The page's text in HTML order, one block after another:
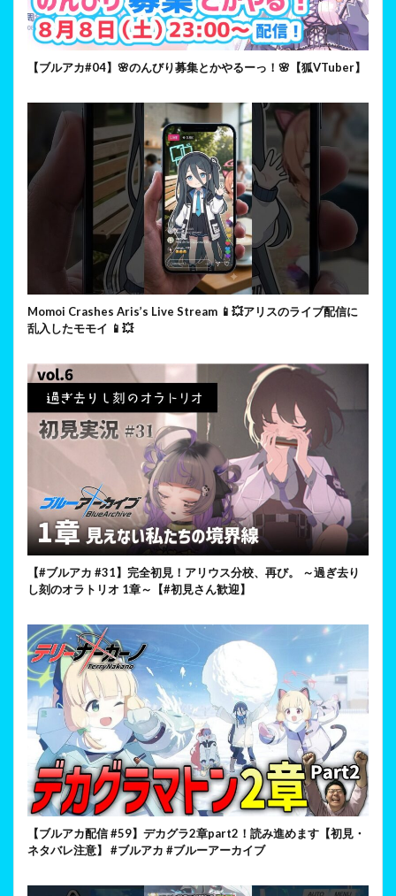
【ブルアカ#04】🌸のんびり募集とかやるーっ！🌸【狐VTuber】
Momoi Crashes Aris’s Live Stream 📱💥アリスのライブ配信に
乱入したモモイ 📱💥
【#ブルアカ #31】完全初見！アリウス分校、再び。 ～過ぎ去り
し刻のオラトリオ 1章～【#初見さん歓迎】
【ブルアカ配信 #59】デカグラ2章part2！読み進めます【初見・
ネタバレ注意】 #ブルアカ #ブルーアーカイブ